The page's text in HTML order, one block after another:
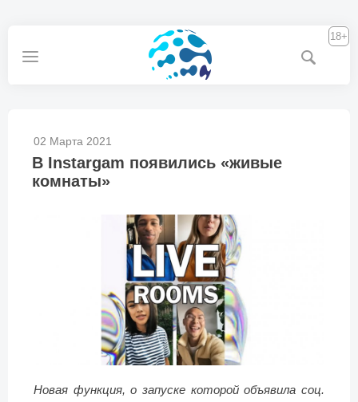
18+
02 Марта 2021
В Instargam появились «живые
комнаты»
Новая функция, о запуске которой объявила соц.